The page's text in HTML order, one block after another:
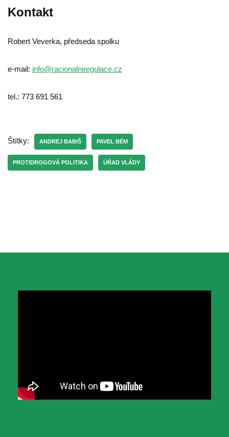
Kontakt
Robert Veverka, předseda spolku
e-mail: info@racionalniregulace.cz
tel.: 773 691 561
Štítky: ANDREJ BABIŠ PAVEL BÉM
PROTIDROGOVÁ POLITIKA ÚŘAD VLÁDY